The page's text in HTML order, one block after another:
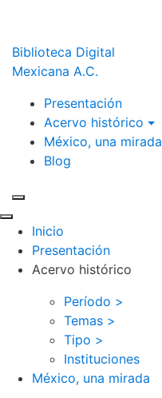
Biblioteca Digital
Mexicana A.C.
Presentación
Acervo histórico
México, una mirada
Blog
Inicio
Presentación
Acervo histórico
Período >
Temas >
Tipo >
Instituciones
México, una mirada